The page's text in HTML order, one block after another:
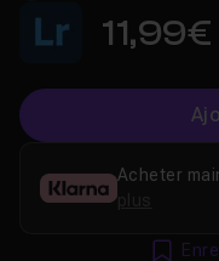
11,99€
Acheter
plus